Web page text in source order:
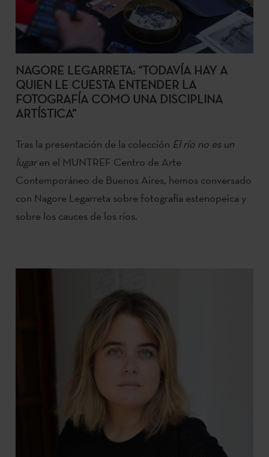
NAGORE LEGARRETA: “TODAVÍA HAY A
QUIEN LE CUESTA ENTENDER LA
FOTOGRAFÍA COMO UNA DISCIPLINA
ARTÍSTICA”
Tras la presentación de la colección El río no es un
lugaren el MUNTREF Centro de Arte
Contemporáneo de Buenos Aires, hemos conversado
con Nagore Legarreta sobre fotografía estenopeica y
sobre los cauces de los ríos.